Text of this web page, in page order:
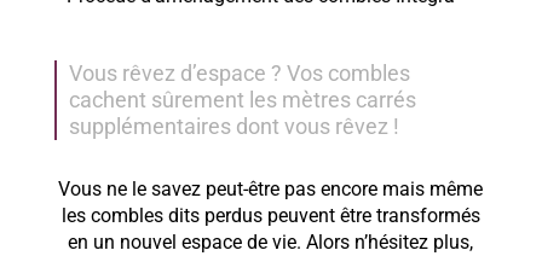
Vous rêvez d’espace ? Vos combles
cachent sûrement les mètres carrés
supplémentaires dont vous rêvez !
Vous ne le savez peut-être pas encore mais même
les combles dits perdus peuvent être transformés
en un nouvel espace de vie. Alors n’hésitez plus,